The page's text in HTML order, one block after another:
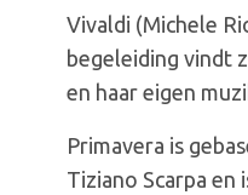
Vivaldi (Michele
begeleiding vindt
en haar eigen
Primavera is
Tiziano Scarpa